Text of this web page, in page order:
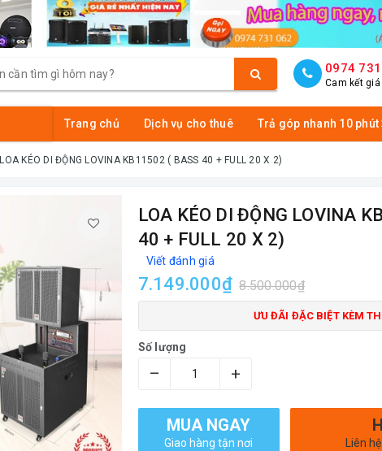
0974
Cam kết
Trang chủ Dịch vụ cho thuê Trả góp nhanh 10 phút
LOA KÉO DI ĐỘNG LOVINA KB11502 ( BASS 40 + FULL 20 X 2)
LOA KÉO DI ĐỘNG LOVINA
40 + FULL 20 X 2)
Viết đánh giá
7.149.000₫ 8.500.000₫
ƯU ĐÃI ĐẶC BIỆT KÈM
Số lượng
– +
MUA NGAY
Giao hàng tận nơi Liên